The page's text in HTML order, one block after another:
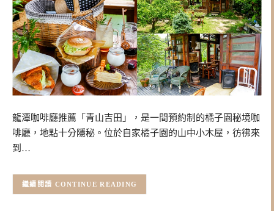
龍潭咖啡廳推薦「青山吉田」，是一間預約制的橘子園秘境咖
啡廳，地點十分隱秘。位於自家橘子園的山中小木屋，彷彿來
到…
CONTINUE READING